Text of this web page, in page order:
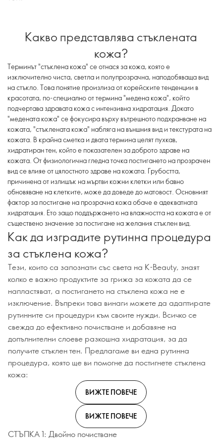
Какво представлява стъклената
кожа?
Терминът "стъклена кожа" се отнася за кожа, която е
изключително чиста, светла и полупрозрачна, наподобяваща вид
на стъкло. Това понятие произлиза от корейските тенденции в
красотата, по-специално от термина "медена кожа", който
подчертава здравата кожа с интензивна хидратация. Докато
"медената кожа" се фокусира върху вътрешното подхранване на
кожата, "стъклената кожа" набляга на външния вид и текстурата на
кожата. В крайна сметка и двата термина целят пухкав,
хидратиран тен, който е показателен за доброто здраве на
кожата. От физиологична гледна точка постигането на прозрачен
вид се влияе от цялостното здраве на кожата. Грубостта,
причинена от излишък на мъртви кожни клетки или бавно
обновяване на клетките, може да доведе до матовост. Основният
фактор за постигане на прозрачна кожа обаче е адекватната
хидратация. Ето защо поддържането на влажността на кожата е от
съществено значение за постигане на желания стъклен вид.
Как да изградите рутинна процедура
за стъклена кожа?
Тези, които са запознати със света на K-Beauty, знаят
колко е важно продуктите за грижа за кожата да се
напластяват, а постигането на стъклена кожа не е
изключение. Въпреки това винаги можете да адаптирате
рутинните си процедури към своите нужди. Всичко се
свежда до ефективно почистване и добавяне на
допълнителни слоеве разкошна хидратация, за да
получите стъклен тен. Предлагаме ви една рутинна
процедура, която ще ви помогне да постигнете стъклена
кожа:
ВИЖТЕ ПОВЕЧЕ
ВИЖТЕ ПОВЕЧЕ
СТЪПКА 1: Двойно почистване